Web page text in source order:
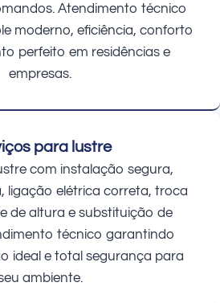
Atendimento técnico
moderno, eficiência, conforto
perfeito em residências e
empresas.
para lustre
com instalação segura,
ligação elétrica correta, troca
de altura e substituição de
técnico garantindo
ideal e total segurança para
ambiente.